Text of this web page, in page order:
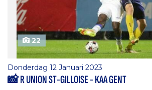
22
Donderdag 12 Januari 2023
📸 R UNION ST-GILLOISE - KAA GENT